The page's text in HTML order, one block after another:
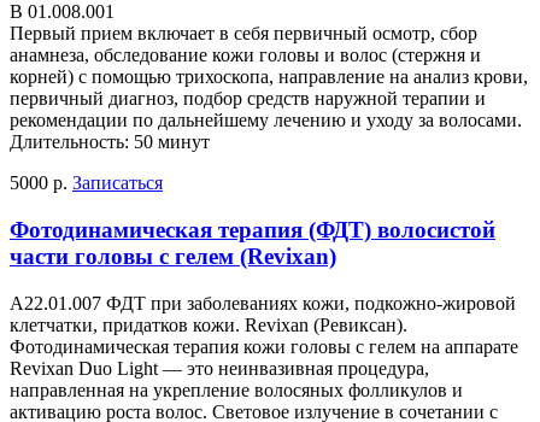
В 01.008.001
Первый прием включает в себя первичный осмотр, сбор
анамнеза, обследование кожи головы и волос (стержня и
корней) с помощью трихоскопа, направление на анализ крови,
первичный диагноз, подбор средств наружной терапии и
рекомендации по дальнейшему лечению и уходу за волосами.
Длительность: 50 минут
5000 р. Записаться
Фотодинамическая терапия (ФДТ) волосистой
части головы с гелем (Revixan)
А22.01.007 ФДТ при заболеваниях кожи, подкожно-жировой
клетчатки, придатков кожи. Revixan (Ревиксан).
Фотодинамическая терапия кожи головы с гелем на аппарате
Revixan Duo Light — это неинвазивная процедура,
направленная на укрепление волосяных фолликулов и
активацию роста волос. Световое излучение в сочетании с